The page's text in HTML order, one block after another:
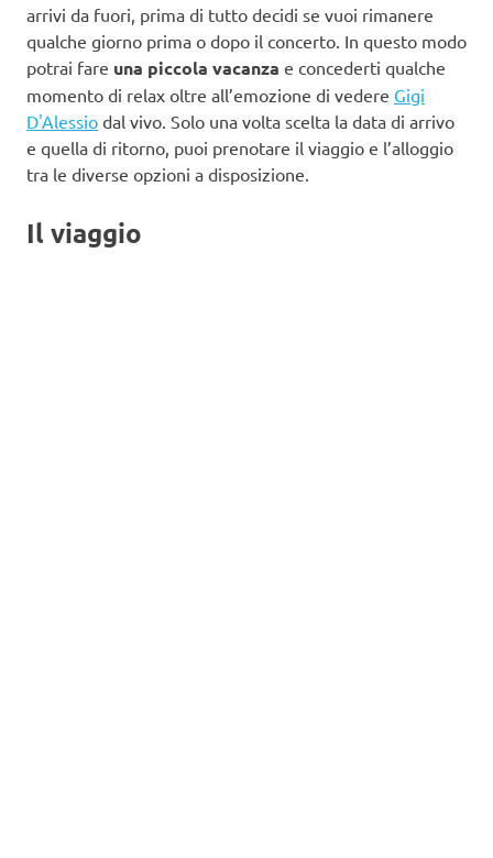
arrivi da fuori, prima di tutto decidi se vuoi rimanere
qualche giorno prima o dopo il concerto. In questo modo
potrai fare una piccola vacanza e concederti qualche
momento di relax oltre all’emozione di vedere Gigi
D'Alessio dal vivo. Solo una volta scelta la data di arrivo
e quella di ritorno, puoi prenotare il viaggio e l’alloggio
tra le diverse opzioni a disposizione.
Il viaggio